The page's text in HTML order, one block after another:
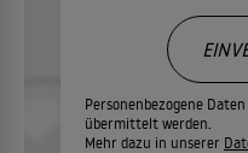
Personenbezogene
übermittelt werden.
Mehr dazu in unserer